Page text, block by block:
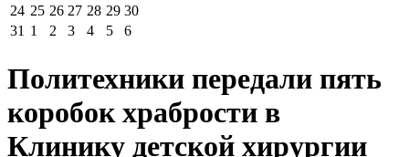
24 25 26 27 28 29 30
31 1 2 3 4 5 6
Политехники передали пять
коробок храбрости в
Клинику детской хирургии